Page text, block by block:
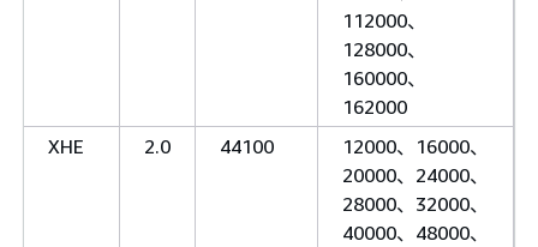
112000、
128000、
160000、
162000
XHE
2.0 44100
12000、16000、
20000、24000、
28000、32000、
40000、48000、